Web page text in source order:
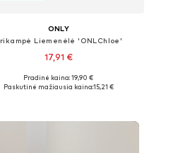
ONLY
Liemenėlė 'ONLChloe'
17,91 €
+1
dydžiai: 70, 75, 80, 90, 100
Pradinė kaina: 19,90 €
Paskutinė mažiausia kaina:15,21 €